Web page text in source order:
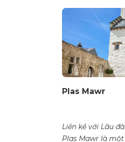
Plas Mawr
Liền kề với Lâu
Plas Mawr là